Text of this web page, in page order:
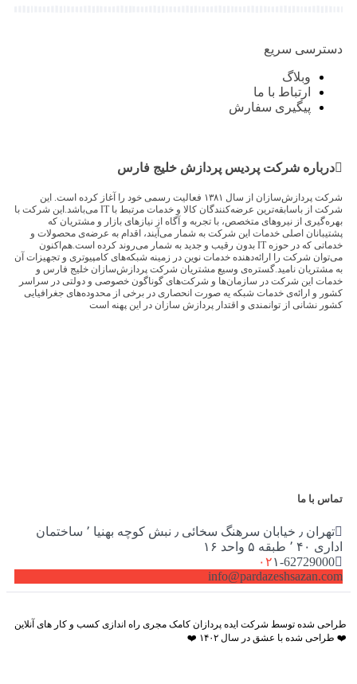
دسترسی سریع
وبلاگ
ارتباط با ما
پیگیری سفارش
درباره شرکت پردیس پردازش خلیج فارس
شرکت پردازش‌سازان از سال ۱۳۸۱ فعالیت رسمی خود را آغاز کرده است. این
شرکت از باسابقه‌ترین عرضه‌کنندگان کالا و خدمات مرتبط با IT می‌باشد.این شرکت با
بهره‌گیری از نیروهای متخصص، با تجربه و آگاه از نیازهای بازار و مشتریان که
پشتیبانان اصلی خدمات این شرکت به شمار می‌آیند، اقدام به عرضه‌‌ی محصولات و
خدماتی که در حوزه IT بدون رقیب و جدید به شمار می‌روند کرده است.هم‌اکنون
می‌توان شرکت را ارائه‌دهنده خدمات نوین در زمینه شبکه‌های کامپیوتری و تجهیزات آن
به مشتریان نامید.گستره‌ی وسیع مشتریان شرکت پردازش‌سازان خلیج فارس و
خدمات این شرکت در سازمان‌ها و شرکت‌های گوناگون خصوصی و دولتی در سراسر
کشور و ارائه‌ی خدمات شبکه یه صورت انحصاری در برخی از محدوده‌های جغرافیایی
کشور نشانی از توانمندی و اقتدار پردازش سازان در این پهنه است
تماس با ما
تهران ٫ خیابان سرهنگ سخائی ٫ نبش کوچه بهنیا ٬ ساختمان
اداری ۴۰ ٬ طبقه ۵ واحد ۱۶
۰۲۱-62729000
info@pardazeshsazan.com
شده توسط شرکت ایده پردازان کامک مجری راه اندازی کسب و کار های آنلاین
طراحی شده با عشق در سال ۱۴۰۲ ❤️